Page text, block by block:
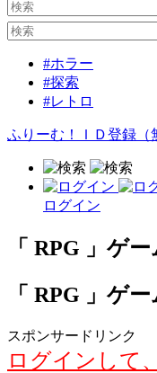
#ホラー
#探索
#レトロ
ふりーむ！ＩＤ登録（
ログイン
「 RPG 」ゲ
「 RPG 」ゲ
スポンサードリンク
ログインして